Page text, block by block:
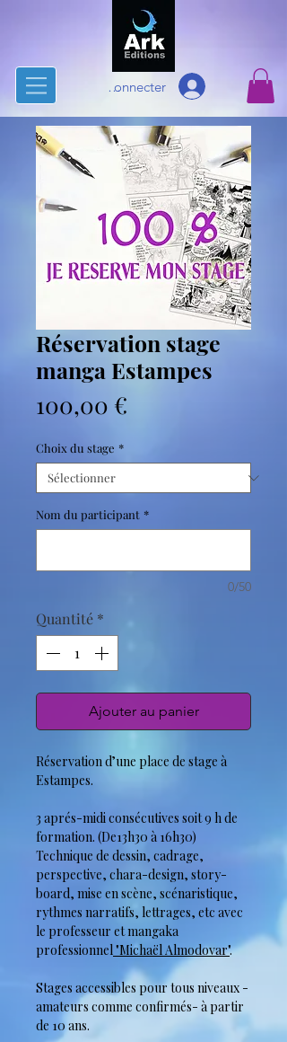
Se connecter
Réservation stage
manga Estampes
100,00 €
Choix du stage *
Nom du participant *
0/50
Quantité *
Ajouter au panier
Réservation d’une place de stage à
Estampes.
3 aprés-midi consécutives soit 9 h de
formation. (De13h30 à 16h30)
Technique de dessin, cadrage,
perspective, chara-design, story-
board, mise en scène, scénaristique,
rythmes narratifs, lettrages, etc avec
le professeur et mangaka
professionnel"Michaël Almodovar".
Stages accessibles pour tous niveaux -
amateurs comme confirmés- à partir
de 10 ans.